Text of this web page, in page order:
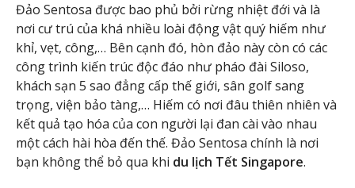
Đảo Sentosa được bao phủ bởi rừng nhiệt đới và là
nơi cư trú của khá nhiều loài động vật quý hiếm như
khỉ, vẹt, công,… Bên cạnh đó, hòn đảo này còn có các
công trình kiến trúc độc đáo như pháo đài Siloso,
khách sạn 5 sao đẳng cấp thế giới, sân golf sang
trọng, viện bảo tàng,… Hiếm có nơi đâu thiên nhiên và
kết quả tạo hóa của con người lại đan cài vào nhau
một cách hài hòa đến thế. Đảo Sentosa chính là nơi
bạn không thể bỏ qua khi du lịch Tết Singapore.